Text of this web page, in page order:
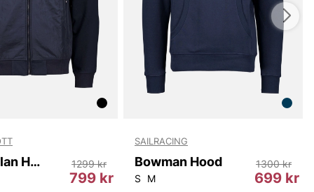
det enkelt att skapa en stilfull och funktionell look
hoodie för herrar. Den passar utmärkt som lager
eller som självständig, avslappnad topp vid
denna hoodie när komfort möter stil och du vill ha
som håller formen över tid. Ta del av den
och den praktiska detaljeringen - klicka hem din
herr från Lyle & Scott och upplev både komfort och
handlar i vår webbshop. Besök oss även i vår butik i
mer på
www.vfo.se
Half Raglan Hybrid Hoodie
799 kr
1299 kr
SAILRACING
Bowman Hood
S M 699 kr
1300 kr